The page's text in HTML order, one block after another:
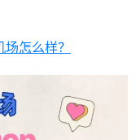
怎么样？